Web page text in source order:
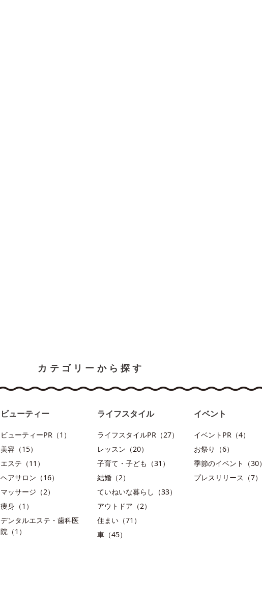
カテゴリーから探す
ビューティー
ビューティーPR（1）
美容（15）
エステ（11）
ヘアサロン（16）
マッサージ（2）
痩身（1）
デンタルエステ・歯科医
院（1）
ライフスタイル
ライフスタイルPR（27）
レッスン（20）
子育て・子ども（31）
結婚（2）
ていねいな暮らし（33）
アウトドア（2）
住まい（71）
車（45）
イベント
イベントPR（4）
お祭り（6）
季節のイベント（30）
プレスリリース（7）